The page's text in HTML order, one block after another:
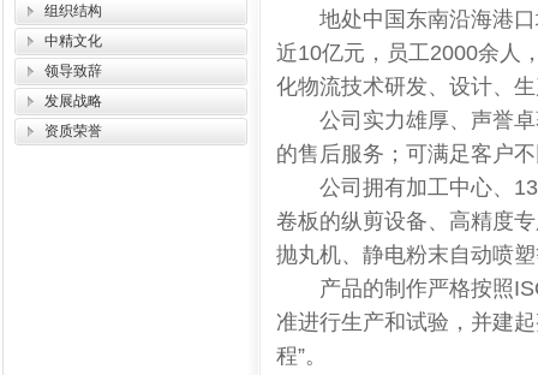
组织结构
中精文化
领导致辞
发展战略
资质荣誉
地处中国东南沿海港口
近10亿元，员工2000余人
化物流技术研发、设计、
公司实力雄厚、声誉卓
的售后服务；可满足客户
公司拥有加工中心、13
卷板的纵剪设备、高精度
抛丸机、静电粉末自动喷
产品的制作严格按照
准进行生产和试验，并建
程”。